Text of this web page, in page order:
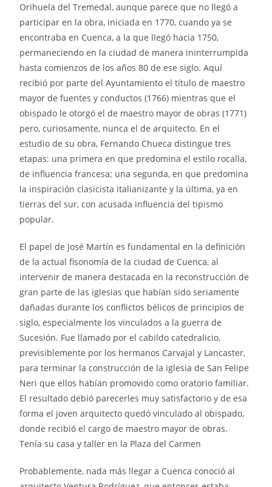
Orihuela del Tremedal, aunque parece que no llegó a
participar en la obra, iniciada en 1770, cuando ya se
encontraba en Cuenca, a la que llegó hacia 1750,
permaneciendo en la ciudad de manera ininterrumpida
hasta comienzos de los años 80 de ese siglo. Aquí
recibió por parte del Ayuntamiento el título de maestro
mayor de fuentes y conductos (1766) mientras que el
obispado le otorgó el de maestro mayor de obras (1771)
pero, curiosamente, nunca el de arquitecto. En el
estudio de su obra, Fernando Chueca distingue tres
etapas: una primera en que predomina el estilo rocalla,
de influencia francesa; una segunda, en que predomina
la inspiración clasicista italianizante y la última, ya en
tierras del sur, con acusada influencia del tipismo
popular.
El papel de José Martín es fundamental en la definición
de la actual fisonomía de la ciudad de Cuenca, al
intervenir de manera destacada en la reconstrucción de
gran parte de las iglesias que habían sido seriamente
dañadas durante los conflictos bélicos de principios de
siglo, especialmente los vinculados a la guerra de
Sucesión. Fue llamado por el cabildo catedralicio,
previsiblemente por los hermanos Carvajal y Lancaster,
para terminar la construcción de la iglesia de San Felipe
Neri que ellos habían promovido como oratorio familiar.
El resultado debió parecerles muy satisfactorio y de esa
forma el joven arquitecto quedó vinculado al obispado,
donde recibió el cargo de maestro mayor de obras.
Tenía su casa y taller en la Plaza del Carmen
Probablemente, nada más llegar a Cuenca conoció al